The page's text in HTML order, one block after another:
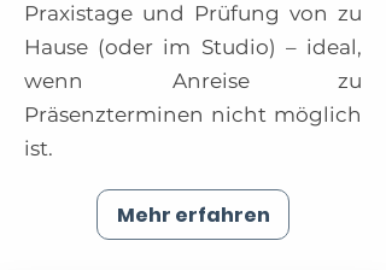
Praxistage und Prüfung von zu
Hause (oder im Studio) – ideal,
wenn Anreise zu
Präsenzterminen nicht möglich
ist.
Mehr erfahren